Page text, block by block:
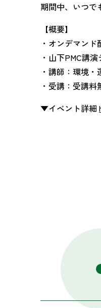
期間中、いつで
【概要】
・オンデマンド
・山下PMC講
・講師：環境
・受講：受講料
▼イベント詳細